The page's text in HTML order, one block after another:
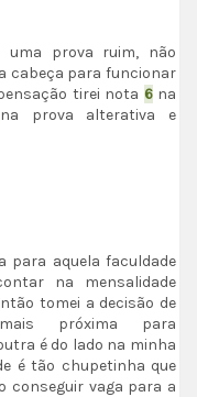
uma prova ruim, não
cabeça para funcionar
tirei nota 6na
prova alterativa e
para aquela faculdade
na mensalidade
tomei a decisão de
próxima para
é do lado na minha
é tão chupetinha que
conseguir vaga para a